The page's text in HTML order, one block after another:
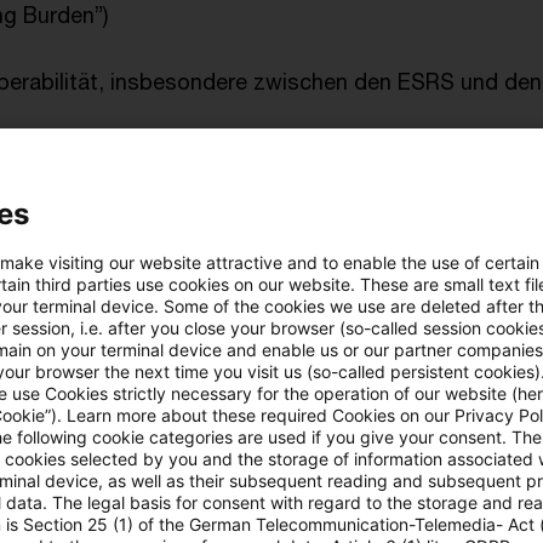
Burden”)
insbesondere zwischen den ESRS und
überprüft die EFRAG alle narrativen
ist es, insgesamt eine Verminderung aller
detaillierten Inhalte der Hebel und weitere
(hier ) nachlesen.
dargelegten Vorschläge unterliegen weiteren
des EFRAG SRB (Sustainability
Eine öffentliche Konsultation der dann
von Ende Juli bis Anfang September dauern.
visiting our website attractive and to enable the use of
third parties use cookies on our website. These are small text
terminal device. Some of the cookies we use are deleted after
session, i.e. after you close your browser (so-called session
on your terminal device and enable us or our partner
browser the next time you visit us (so-called persistent
use Cookies strictly necessary for the operation of our website
Learn more about these required Cookies on our Privacy
following cookie categories are used if you give your consent.
cookies selected by you and the storage of information associated
device, as well as their subsequent reading and subsequent
data. The legal basis for consent with regard to the storage and
is Section 25 (1) of the German Telecommunication-Telemedia- Act